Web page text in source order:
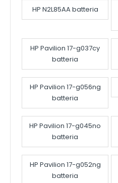
HP N2L85AA batteria
HP Pavilion 17-g037cy
batteria
HP Pavilion 17-g056ng
batteria
HP Pavilion 17-g045no
batteria
HP Pavilion 17-g052ng
batteria